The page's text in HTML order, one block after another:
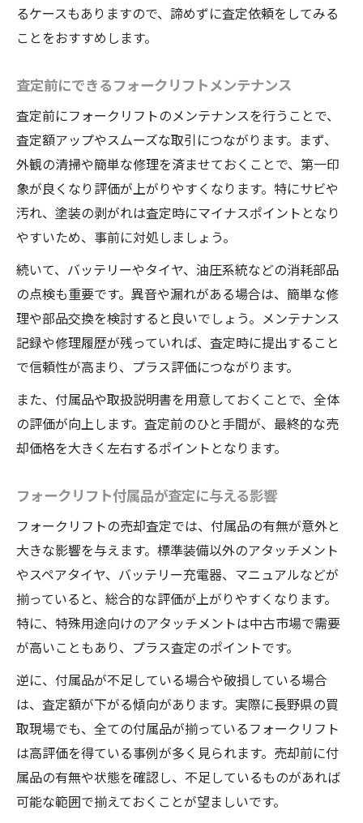
るケースもありますので、諦めずに査定依頼をしてみる
ことをおすすめします。
査定前にできるフォークリフトメンテナンス
査定前にフォークリフトのメンテナンスを行うことで、
査定額アップやスムーズな取引につながります。まず、
外観の清掃や簡単な修理を済ませておくことで、第一印
象が良くなり評価が上がりやすくなります。特にサビや
汚れ、塗装の剥がれは査定時にマイナスポイントとなり
やすいため、事前に対処しましょう。
続いて、バッテリーやタイヤ、油圧系統などの消耗部品
の点検も重要です。異音や漏れがある場合は、簡単な修
理や部品交換を検討すると良いでしょう。メンテナンス
記録や修理履歴が残っていれば、査定時に提出すること
で信頼性が高まり、プラス評価につながります。
また、付属品や取扱説明書を用意しておくことで、全体
の評価が向上します。査定前のひと手間が、最終的な売
却価格を大きく左右するポイントとなります。
フォークリフト付属品が査定に与える影響
フォークリフトの売却査定では、付属品の有無が意外と
大きな影響を与えます。標準装備以外のアタッチメント
やスペアタイヤ、バッテリー充電器、マニュアルなどが
揃っていると、総合的な評価が上がりやすくなります。
特に、特殊用途向けのアタッチメントは中古市場で需要
が高いこともあり、プラス査定のポイントです。
逆に、付属品が不足している場合や破損している場合
は、査定額が下がる傾向があります。実際に長野県の買
取現場でも、全ての付属品が揃っているフォークリフト
は高評価を得ている事例が多く見られます。売却前に付
属品の有無や状態を確認し、不足しているものがあれば
可能な範囲で揃えておくことが望ましいです。